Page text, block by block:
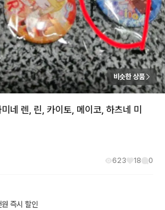
비슷한 상품
네 렌, 린, 카이토, 메이코, 하츠네 미
623 18 0
즉시 할인